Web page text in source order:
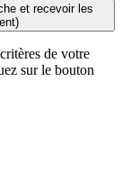
et recevoir les
de votre
sur le bouton